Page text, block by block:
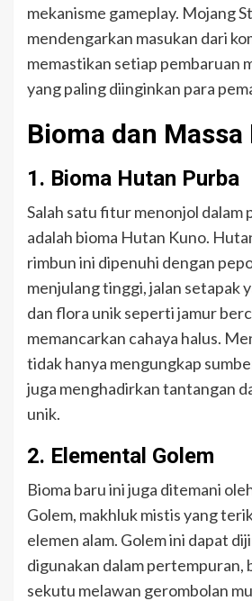
mekanisme gameplay. Mojang
mendengarkan masukan dari
memastikan setiap pembaruan
yang paling diinginkan para
Bioma dan Massa
1. Bioma Hutan Purba
Salah satu fitur menonjol dalam
adalah bioma Hutan Kuno.
rimbun ini dipenuhi dengan
menjulang tinggi, jalan setapak
dan flora unik seperti jamur
memancarkan cahaya halus.
tidak hanya mengungkap
juga menghadirkan tantangan
unik.
2. Elemental Golem
Bioma baru ini juga ditemani
Golem, makhluk mistis yang
elemen alam. Golem ini dapat
digunakan dalam pertempuran,
sekutu melawan gerombolan